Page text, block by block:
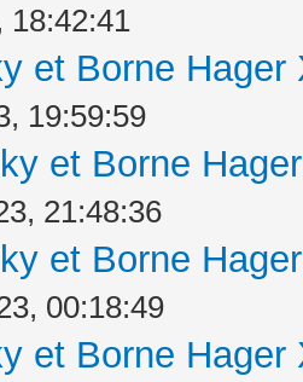
18:42:41
et Borne Hager
19:59:59
et Borne
21:48:36
et Borne
00:18:49
et Borne Hager